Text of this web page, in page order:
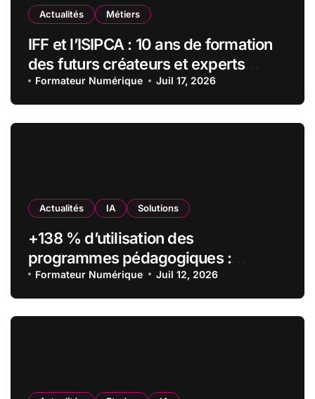
Actualités Métiers
IFF et l’ISIPCA : 10 ans de formation
des futurs créateurs et experts
olfactifs
Formateur Numérique Juil 17, 2026
Actualités IA Solutions
+138 % d’utilisation des
programmes pédagogiques :
comment l’Institut Pasteur a
transformé sa formation digitale
grâce à Edflex
Formateur Numérique Juil 12, 2026